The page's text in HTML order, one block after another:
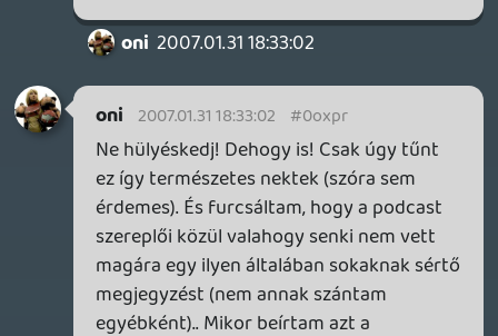
liquid 2007.01.31 18:05:06 #0oxpo
Bemutatkoztunk a "nulladikban", az
elsőben valóban kimaradt, most újra volt,
fogunk.
oni 2007.01.31 17:49:21
2007.01.31 18:04:12 #0oxpn
jé, tényleg bemutatkoztak... mit kellett
volna reagálni rá? 🙂